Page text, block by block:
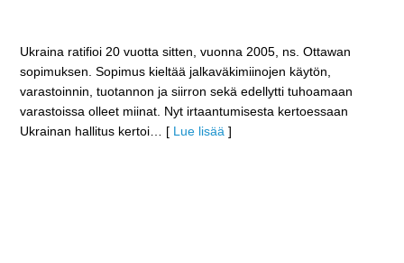
Ukraina ratifioi 20 vuotta sitten, vuonna 2005, ns. Ottawan
sopimuksen. Sopimus kieltää jalkaväkimiinojen käytön,
varastoinnin, tuotannon ja siirron sekä edellytti tuhoamaan
varastoissa olleet miinat. Nyt irtaantumisesta kertoessaan
Ukrainan hallitus kertoi … [ Lue lisää ]